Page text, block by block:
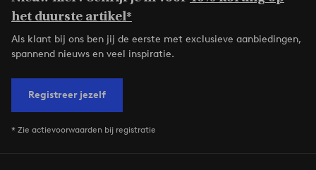
het duurste artikel*
Als klant bij ons ben jij de eerste met exclusieve aanbiedingen,
spannend nieuws en veel inspiratie.
Registreer jezelf
* Zie actievoorwaarden bij registratie